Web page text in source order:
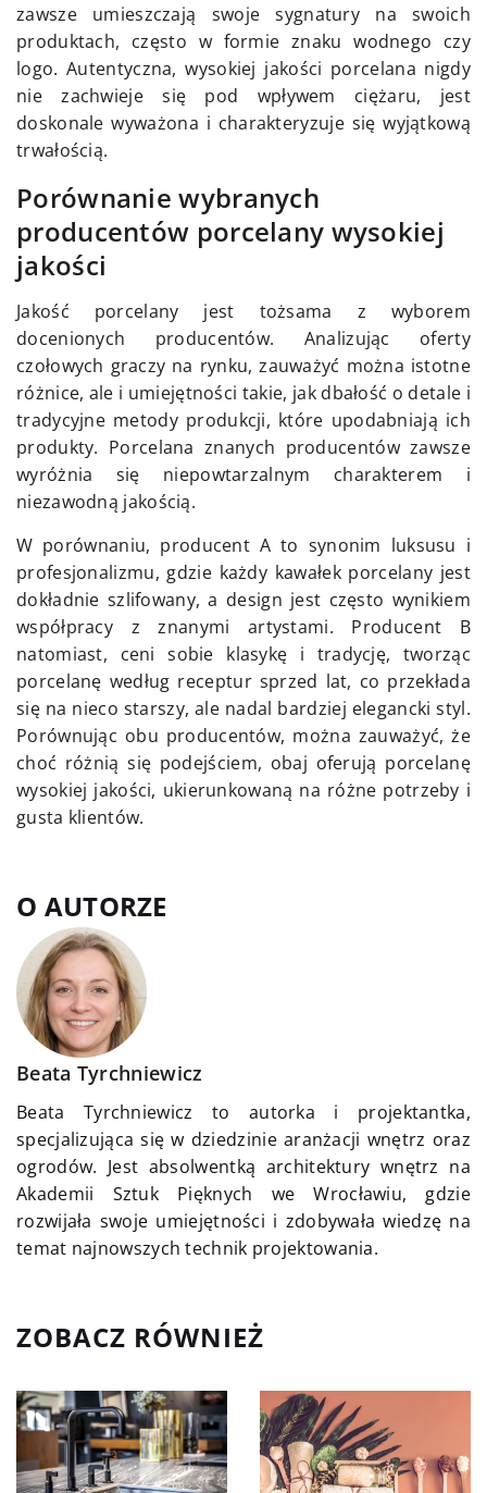
zawsze umieszczają swoje sygnatury na swoich
produktach, często w formie znaku wodnego czy
logo. Autentyczna, wysokiej jakości porcelana nigdy
nie zachwieje się pod wpływem ciężaru, jest
doskonale wyważona i charakteryzuje się wyjątkową
trwałością.
Porównanie wybranych
producentów porcelany wysokiej
jakości
Jakość porcelany jest tożsama z wyborem
docenionych producentów. Analizując oferty
czołowych graczy na rynku, zauważyć można istotne
różnice, ale i umiejętności takie, jak dbałość o detale i
tradycyjne metody produkcji, które upodabniają ich
produkty. Porcelana znanych producentów zawsze
wyróżnia się niepowtarzalnym charakterem i
niezawodną jakością.
W porównaniu, producent A to synonim luksusu i
profesjonalizmu, gdzie każdy kawałek porcelany jest
dokładnie szlifowany, a design jest często wynikiem
współpracy z znanymi artystami. Producent B
natomiast, ceni sobie klasykę i tradycję, tworząc
porcelanę według receptur sprzed lat, co przekłada
się na nieco starszy, ale nadal bardziej elegancki styl.
Porównując obu producentów, można zauważyć, że
choć różnią się podejściem, obaj oferują porcelanę
wysokiej jakości, ukierunkowaną na różne potrzeby i
gusta klientów.
O AUTORZE
Beata Tyrchniewicz
Beata Tyrchniewicz to autorka i projektantka,
specjalizująca się w dziedzinie aranżacji wnętrz oraz
ogrodów. Jest absolwentką architektury wnętrz na
Akademii Sztuk Pięknych we Wrocławiu, gdzie
rozwijała swoje umiejętności i zdobywała wiedzę na
temat najnowszych technik projektowania.
ZOBACZ RÓWNIEŻ